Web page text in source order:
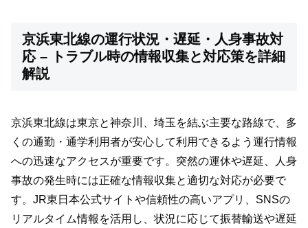
京浜東北線の運行状況・遅延・人身事故対
応 – トラブル時の情報収集と対応策を詳細
解説
京浜東北線は東京と神奈川、埼玉を結ぶ主要な路線で、多
くの通勤・通学利用者が安心して利用できるよう運行情報
への迅速なアクセスが重要です。突然の運休や遅延、人身
事故の発生時には正確な情報収集と適切な対応が必要で
す。JR東日本公式サイトや信頼性の高いアプリ、SNSの
リアルタイム情報を活用し、状況に応じて振替輸送や遅延